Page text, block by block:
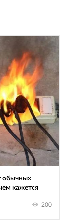
обычных
кажется
200